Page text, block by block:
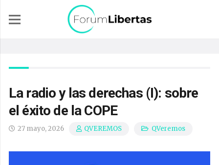
La radio y las derechas (I): sobre
el éxito de la COPE
27 mayo, 2026 QVEREMOS QVeremos